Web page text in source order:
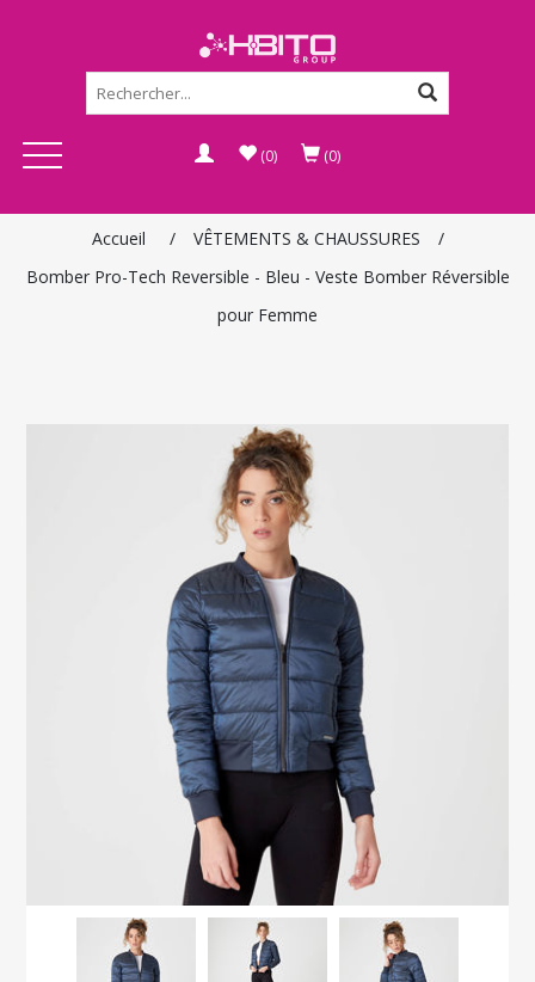
(0) (0)
Accueil / VÊTEMENTS & CHAUSSURES
/
Bomber Pro-Tech Reversible - Bleu - Veste Bomber Réversible
pour Femme